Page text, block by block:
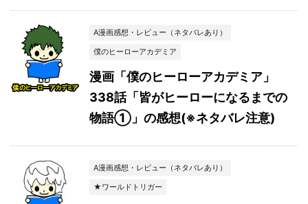
A漫画感想・レビュー（ネタバレあり）
僕のヒーローアカデミア
漫画「僕のヒーローアカデミア」
338話「皆がヒーローになるまでの
物語①」の感想(※ネタバレ注意)
A漫画感想・レビュー（ネタバレあり）
★ワールドトリガー